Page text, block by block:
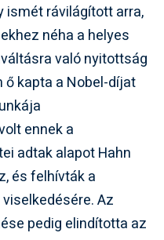
ismét rávilágított arra,
néha a helyes
való nyitottság
ő kapta a Nobel-díjat
ennek a
adtak alapot Hahn
és felhívták a
Az
pedig elindította az